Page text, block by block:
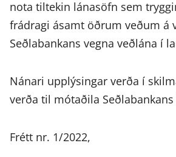
nota tiltekin lánasöfn sem
frádragi ásamt öðrum veðum á
Seðlabankans vegna veðlána í
Nánari upplýsingar verða í
verða til mótaðila
Frétt nr. 1/2022,